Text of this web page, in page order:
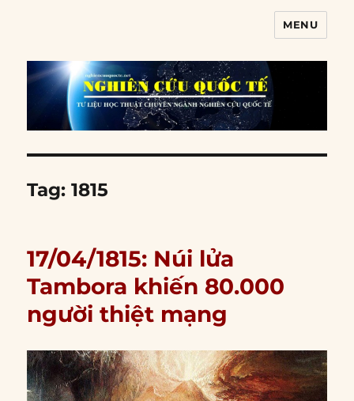
MENU
Tag:1815
17/04/1815: Núi lửa
Tambora khiến 80.000
người thiệt mạng